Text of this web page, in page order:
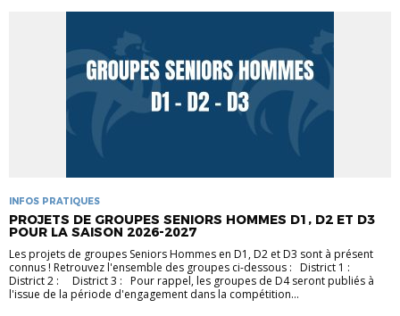
INFOS PRATIQUES
PROJETS DE GROUPES SENIORS HOMMES D1, D2 ET D3
POUR LA SAISON 2026-2027
Les projets de groupes Seniors Hommes en D1, D2 et D3 sont à présent
connus ! Retrouvez l'ensemble des groupes ci-dessous : District 1 :
District 2 : District 3 : Pour rappel, les groupes de D4 seront publiés à
l'issue de la période d'engagement dans la compétition...